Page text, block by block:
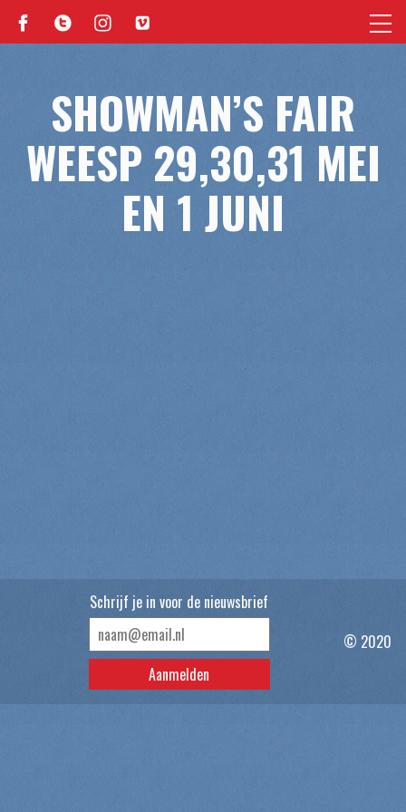
SHOWMAN’S FAIR
WEESP 29,30,31 MEI
EN 1 JUNI
Schrijf je in voor de nieuwsbrief
© 2020